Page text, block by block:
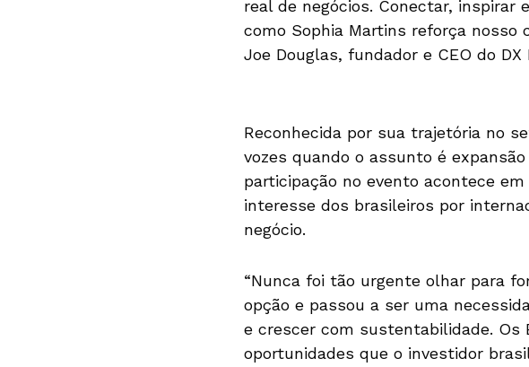
real de negócios. Conectar,
como Sophia Martins reforça nosso
Joe Douglas, fundador e CEO do DX
Reconhecida por sua trajetória no
vozes quando o assunto é
participação no evento acontece
interesse dos brasileiros por
negócio.
“Nunca foi tão urgente olhar para
opção e passou a ser uma
e crescer com sustentabilidade.
oportunidades que o investidor